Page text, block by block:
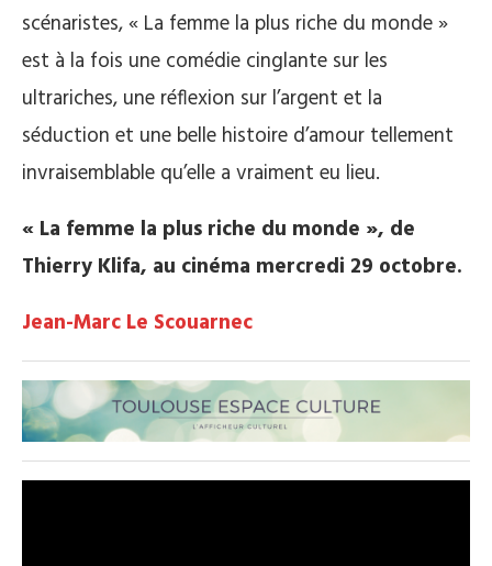
scénaristes, « La femme la plus riche du monde »
est à la fois une comédie cinglante sur les
ultrariches, une réflexion sur l’argent et la
séduction et une belle histoire d’amour tellement
invraisemblable qu’elle a vraiment eu lieu.
« La femme la plus riche du monde », de
Thierry Klifa, au cinéma mercredi 29 octobre.
Jean-Marc Le Scouarnec